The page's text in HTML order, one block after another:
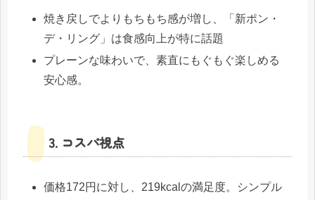
焼き戻しでよりもちもち感が増し、「新ポン・
デ・リング」は食感向上が特に話題
プレーンな味わいで、素直にもぐもぐ楽しめる
安心感。
3. コスパ視点
価格172円に対し、219kcalの満足度。シンプル